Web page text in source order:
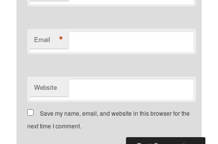
Email *
Website
Save my name, email, and website in this browser for the
next time I comment.